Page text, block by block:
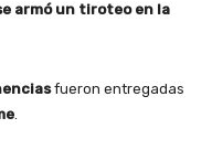
armó un tiroteo en la
fueron entregadas
.